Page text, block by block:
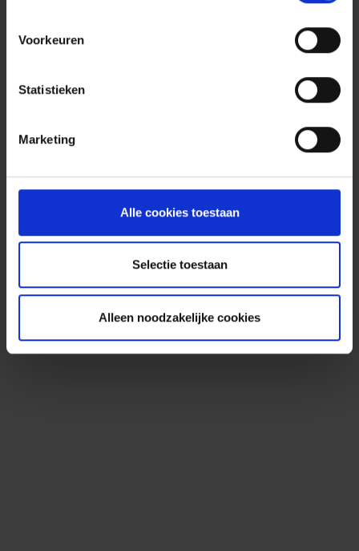
Voorkeuren
Statistieken
Marketing
Alle cookies toestaan
Selectie toestaan
Alleen noodzakelijke cookies